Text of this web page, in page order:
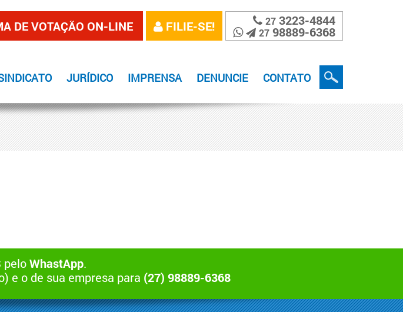
DE VOTAÇÃO ON-LINE FILIE-SE! 27 3223-4844
27 98889-6368
JURÍDICO IMPRENSA DENUNCIE CONTATO
peloWhastApp.
e o de sua empresa para (27) 98889-6368